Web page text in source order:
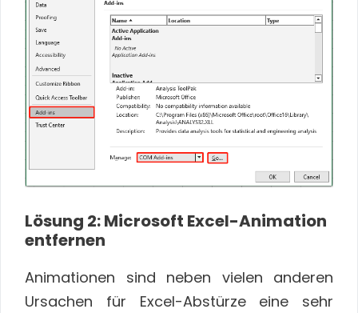
Lösung 2: Microsoft Excel-Animation
entfernen
Animationen sind neben vielen anderen
Ursachen für Excel-Abstürze eine sehr